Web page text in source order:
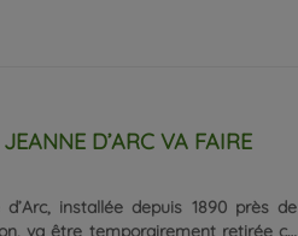
naturel régional de l’Avesnois, il
D’ARC VA FAIRE
installée depuis 1890 près de
va être temporairement retirée ce